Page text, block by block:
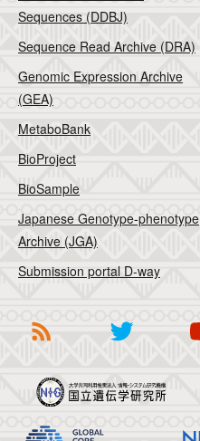
Sequences (DDBJ)
Sequence Read Archive (DRA)
Genomic Expression Archive
(GEA)
MetaboBank
BioProject
BioSample
Japanese Genotype-phenotype
Archive (JGA)
Submission portal D-way